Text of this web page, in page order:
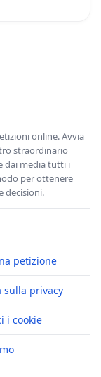
online. Avvia
straordinario
dai media tutti i
per ottenere
decisioni.
petizione
sulla privacy
i cookie